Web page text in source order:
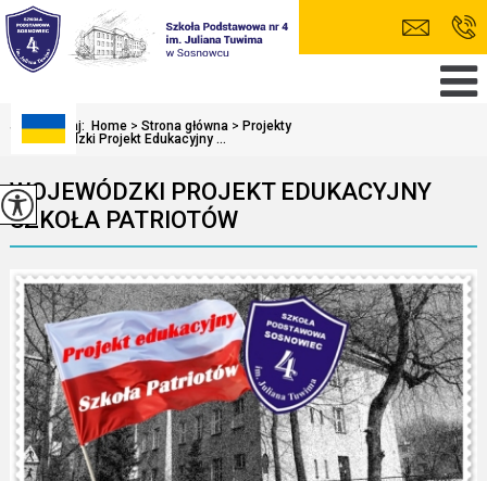
Jesteś tutaj: Home > Strona główna > Projekty
Wojewódzki Projekt Edukacyjny ...
WOJEWÓDZKI PROJEKT EDUKACYJNY
SZKOŁA PATRIOTÓW